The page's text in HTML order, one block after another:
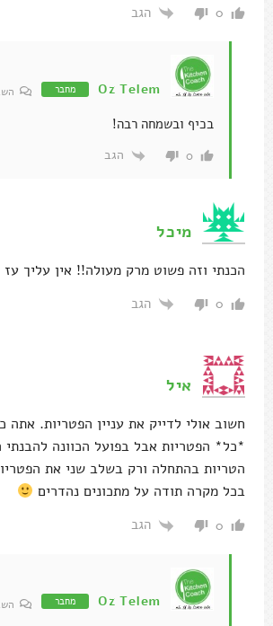
0 הגב
Oz Telem מחבר
בכיף ובשמחה רבה!
0 הגב
מיכל
הכנתי וזה פשוט מרק מעולה!! אין עליך
0 הגב
איל
חשוב אולי לדייק את עניין הפטריות. אתה
*כל* הפטריות אבל בפועל הכוונה להבנתי
הטריות בהתחלה ורק בשלב שני את
בכל מקרה תודה על מתכונים נהדרים
0 הגב
Oz Telem מחבר